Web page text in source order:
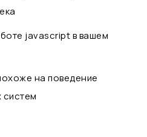
javascript в вашем
на поведение
систем